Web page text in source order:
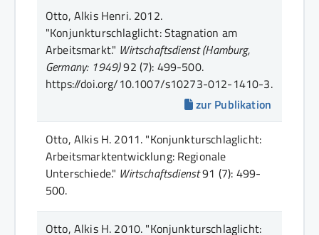
Otto, Alkis Henri.2012.
"Konjunkturschlaglicht: Stagnation am
Arbeitsmarkt." Wirtschaftsdienst (Hamburg,
Germany: 1949)92 (7): 499-500.
https://doi.org/10.1007/s10273-012-1410-3.
zur Publikation
Otto, Alkis H. 2011. "Konjunkturschlaglicht:
Arbeitsmarktentwicklung: Regionale
Unterschiede." Wirtschaftsdienst91 (7): 499-
500.
Otto, Alkis H. 2010. "Konjunkturschlaglicht: